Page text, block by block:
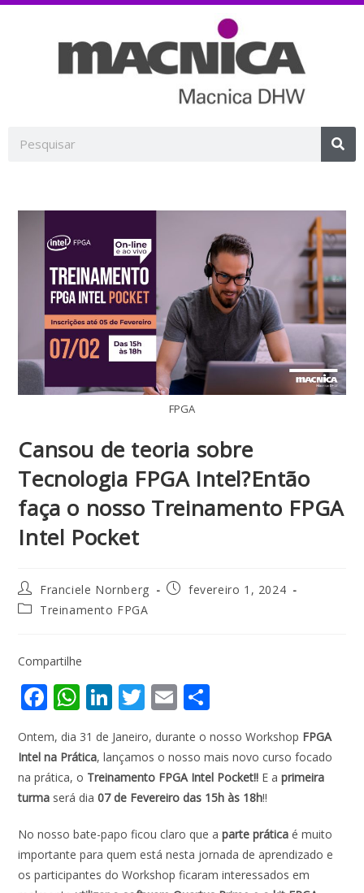
FPGA
Cansou de teoria sobre
Tecnologia FPGA Intel?Então
faça o nosso Treinamento FPGA
Intel Pocket
Franciele Nornberg
fevereiro 1, 2024
Treinamento FPGA
Compartilhe
F
ac
e
b
o
o
k
W
at
s
A
p
p
Li
k
e
dI
n
T
w
itt
er
E
ai
l
ar
e
Ontem, dia 31 de Janeiro, durante o nosso Workshop FPGA
Intel na Prática, lançamos o nosso mais novo curso focado
na prática, o Treinamento FPGA Intel Pocket!! E aprimeira
turma será dia07 de Fevereiro das 15h às 18h!!
No nosso bate-papo ficou claro que aparte prática é muito
importante para quem está nesta jornada de aprendizado e
os participantes do Workshop ficaram interessados em